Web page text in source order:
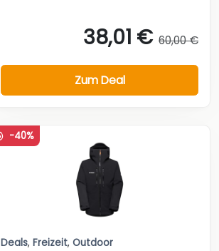
38,01 € 60,00 €
Zum Deal
-40%
Deals, Freizeit, Outdoor